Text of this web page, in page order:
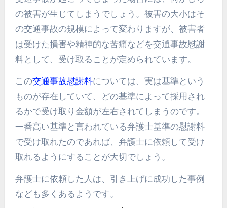
の被害が生じてしまうでしょう。被害の大小はそ
の交通事故の規模によって変わりますが、被害者
は受けた損害や精神的な苦痛などを交通事故慰謝
料として、受け取ることが定められています。
この交通事故慰謝料については、実は基準という
ものが存在していて、どの基準によって採用され
るかで受け取り金額が左右されてしまうのです。
一番高い基準と言われている弁護士基準の慰謝料
で受け取れたのであれば、弁護士に依頼して受け
取れるようにすることが大切でしょう。
弁護士に依頼した人は、引き上げに成功した事例
なども多くあるようです。